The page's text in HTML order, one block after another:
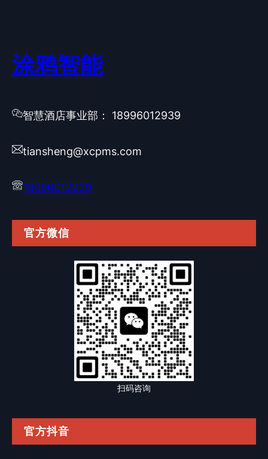
涂鸦智能
智慧酒店事业部： 18996012939
tiansheng@xcpms.com
18996012939
官方微信
扫码咨询
官方抖音